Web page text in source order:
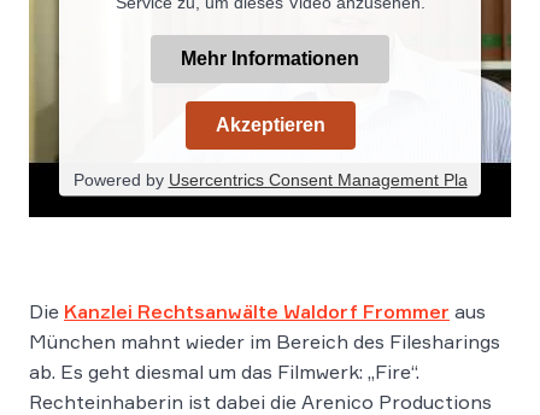
Mehr Informationen
Akzeptieren
Powered by Usercentrics Consent Management Pla
Die Kanzlei Rechtsanwälte Waldorf Frommer aus
München mahnt wieder im Bereich des Filesharings
ab. Es geht diesmal um das Filmwerk: „Fire“.
Rechteinhaberin ist dabei die Arenico Productions